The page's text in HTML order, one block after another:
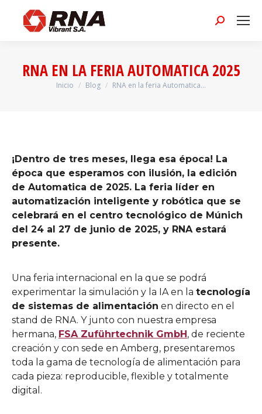
Buscar:
RNA EN LA FERIA AUTOMATICA 2025
Estás aquí:
Inicio Blog RNA en la feria Automatica…
¡Dentro de tres meses, llega esa época! La
época que esperamos con ilusión, la edición
de Automatica de 2025. La feria líder en
automatización inteligente y robótica que se
celebrará en el centro tecnológico de Múnich
del 24 al 27 de junio de 2025, y RNA estará
presente.
Una feria internacional en la que se podrá
experimentar la simulación y la IA en la tecnología
de sistemas de alimentación en directo en el
stand de RNA. Y junto con nuestra empresa
hermana, FSA Zuführtechnik GmbH, de reciente
creación y con sede en Amberg, presentaremos
toda la gama de tecnología de alimentación para
cada pieza: reproducible, flexible y totalmente
digital.